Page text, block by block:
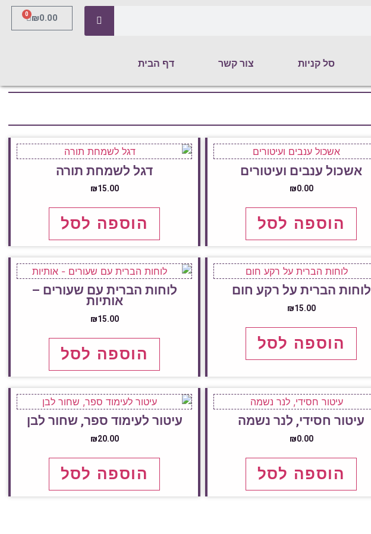
סל קניות צור קשר דף הבית
₪0.00
0
אשכול ענבים ועיטורים
₪0.00
הוספה לסל
דגל לשמחת תורה
₪15.00
הוספה לסל
לוחות הברית על רקע חום
₪15.00
הוספה לסל
לוחות הברית עם שעורים –
אותיות
₪15.00
הוספה לסל
עיטור חסידי, לנר נשמה
₪0.00
הוספה לסל
עיטור לעימוד ספר, שחור לבן
₪20.00
הוספה לסל